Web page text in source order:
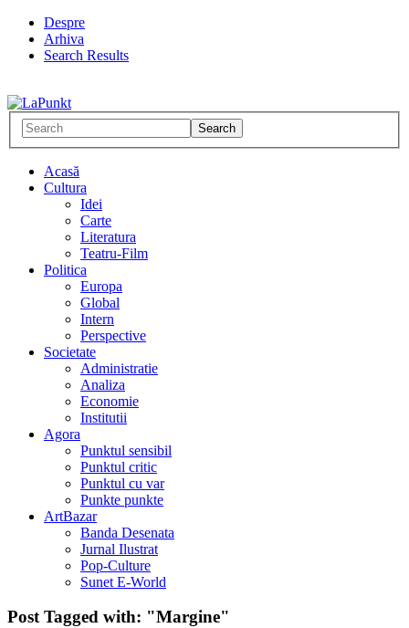
Despre
Arhiva
Search Results
Acasă
Cultura
Idei
Carte
Literatura
Teatru-Film
Politica
Europa
Global
Intern
Perspective
Societate
Administratie
Analiza
Economie
Institutii
Agora
Punktul sensibil
Punktul critic
Punktul cu var
Punkte punkte
ArtBazar
Banda Desenata
Jurnal Ilustrat
Pop-Culture
Sunet E-World
Post Tagged with: "Margine"